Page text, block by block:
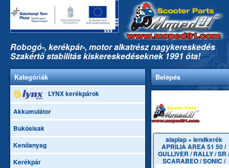
Robogó-, kerékpár-, motor alkatrész nagykereskedés
Szakértő stabilitás kiskereskedéseknek 1991 óta!
Kategóriák
LYNX kerékpárok
Akkumulátor
Bukósisak
Kenőanyag
Kerékpár
Belépés
alaplap + lendkerék
APRILIA AREA 51 50 /
GULLIVER / RALLY / SR /
SCARABEO / SONIC /